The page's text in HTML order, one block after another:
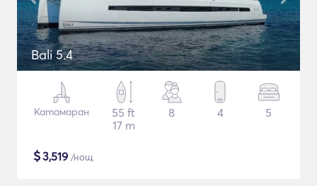
Bali 5.4
Катамаран
55 ft
17 m
8 4 5
$3,519 /нощ